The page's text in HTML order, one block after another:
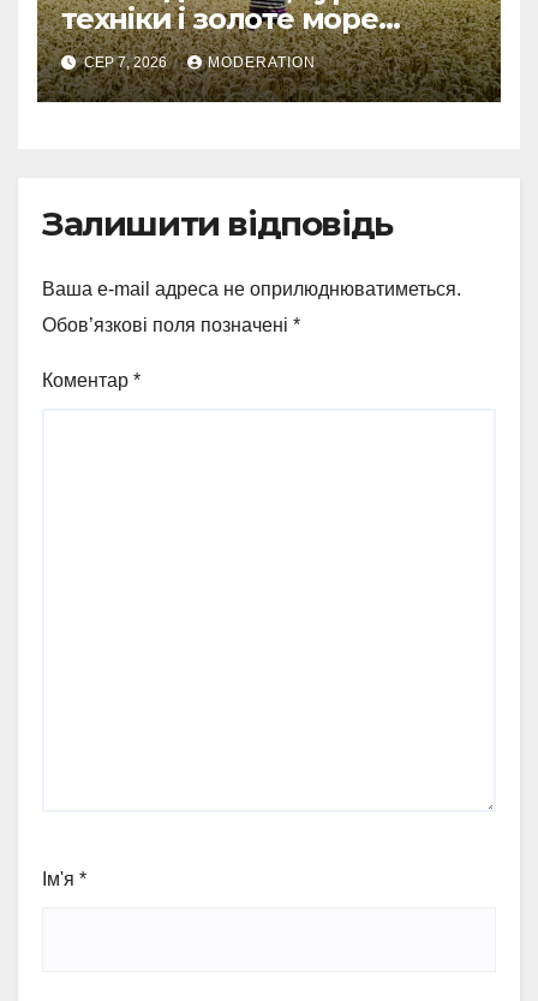
техніки і золоте море
колосся — так виглядає
справжнє українське літо
СЕР 7, 2026 MODERATION
Залишити відповідь
Ваша e-mail адреса не оприлюднюватиметься.
Обов’язкові поля позначені *
Коментар *
Ім'я *